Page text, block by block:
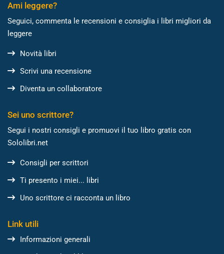
Ami leggere?
Seguici, commenta le recensioni e consiglia i libri migliori da
leggere
Novità libri
Scrivi una recensione
Diventa un collaboratore
Sei uno scrittore?
Segui i nostri consigli e promuovi il tuo libro gratis con
Sololibri.net
Consigli per scrittori
Ti presento i miei... libri
Uno scrittore ci racconta un libro
Link utili
Informazioni generali